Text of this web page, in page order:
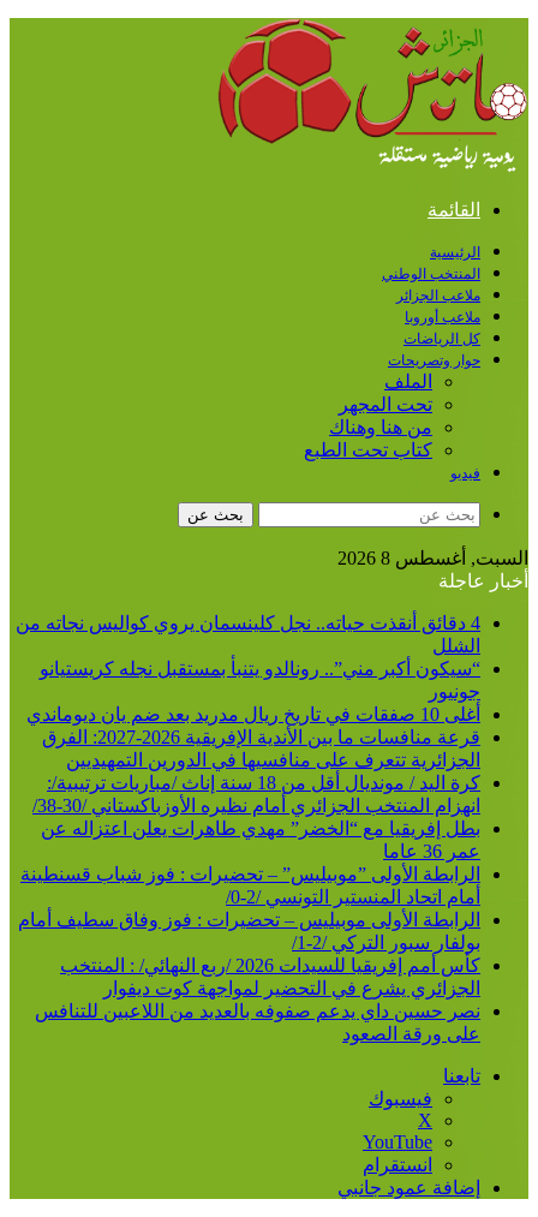
القائمة
الرئيسية
المنتخب الوطني
ملاعب الجزائر
ملاعب أوروبا
كل الرياضات
حوار وتصريحات
الملف
تحت المجهر
من هنا وهناك
كتاب تحت الطبع
فيديو
بحث عن
السبت, أغسطس 8 2026
أخبار عاجلة
4 دقائق أنقذت حياته.. نجل كلينسمان يروي كواليس نجاته من
الشلل
“سيكون أكبر مني”.. رونالدو يتنبأ بمستقبل نجله كريستيانو
جونيور
أغلى 10 صفقات في تاريخ ريال مدريد بعد ضم يان ديوماندي
قرعة منافسات ما بين الأندية الإفريقية 2026-2027: الفرق
الجزائرية تتعرف على منافسيها في الدورين التمهيديين
كرة اليد / مونديال أقل من 18 سنة إناث /مباريات ترتيبية/:
انهزام المنتخب الجزائري أمام نظيره الأوزباكستاني /30-38/
بطل إفريقيا مع “الخضر” مهدي طاهرات يعلن اعتزاله عن
عمر 36 عاما
الرابطة الأولى ”موبيليس” – تحضيرات : فوز شباب قسنطينة
أمام اتحاد المنستير التونسي /2-0/
الرابطة الأولى موبيليس – تحضيرات : فوز وفاق سطيف أمام
بولفار سبور التركي /2-1/
كأس أمم إفريقيا للسيدات 2026 /ربع النهائي/ : المنتخب
الجزائري يشرع في التحضير لمواجهة كوت ديفوار
نصر حسين داي يدعم صفوفه بالعديد من اللاعبين للتنافس
على ورقة الصعود
تابعنا
فيسبوك
‫X
‫YouTube
انستقرام
إضافة عمود جانبي